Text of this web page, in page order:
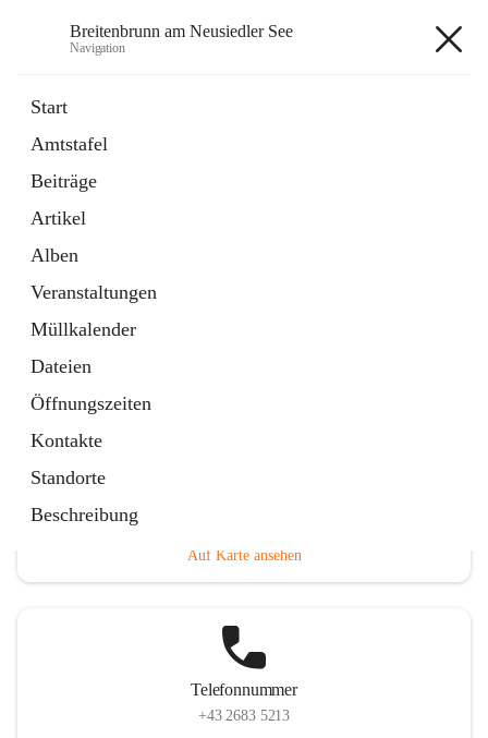
Breitenbrunn am Neusiedler See
Navigation
Start
Amtstafel
Beiträge
Artikel
Alben
Veranstaltungen
Müllkalender
Dateien
Öffnungszeiten
Kontakte
Standorte
Beschreibung
18 Schnellzugriffe
Gemeindeservice
Auf Karte ansehen
Telefonnummer
+43 2683 5213